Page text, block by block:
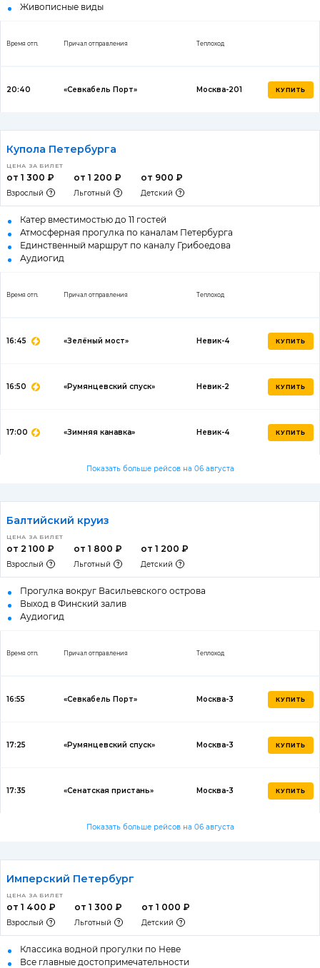
Живописные виды
Время отп. Причал отправления Теплоход
20:40 «Севкабель Порт» Москва-201 КУПИТЬ
Купола Петербурга
ЦЕНА ЗА БИЛЕТ
от 1 300 ₽
Взрослый
от 1 200 ₽
Льготный
от 900 ₽
Детский
Катер вместимостью до 11 гостей
Атмосферная прогулка по каналам Петербурга
Единственный маршрут по каналу Грибоедова
Аудиогид
Время отп. Причал отправления Теплоход
16:45 «Зелёный мост» Невик-4 КУПИТЬ
16:50 «Румянцевский спуск» Невик-2 КУПИТЬ
17:00 «Зимняя канавка» Невик-4 КУПИТЬ
Показать больше рейсов на 06 августа
Балтийский круиз
ЦЕНА ЗА БИЛЕТ
от 2 100 ₽
Взрослый
от 1 800 ₽
Льготный
от 1 200 ₽
Детский
Прогулка вокруг Васильевского острова
Выход в Финский залив
Аудиогид
Время отп. Причал отправления Теплоход
16:55 «Севкабель Порт» Москва-3 КУПИТЬ
17:25 «Румянцевский спуск» Москва-3 КУПИТЬ
17:35 «Сенатская пристань» Москва-3 КУПИТЬ
Показать больше рейсов на 06 августа
Имперский Петербург
ЦЕНА ЗА БИЛЕТ
от 1 400 ₽
Взрослый
от 1 300 ₽
Льготный
от 1 000 ₽
Детский
Классика водной прогулки по Неве
Все главные достопримечательности